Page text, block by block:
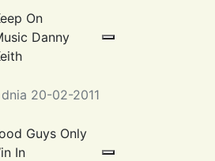
20-02-2011
On
Danny
Guys Only
In